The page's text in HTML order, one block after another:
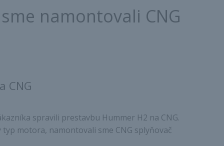
namontovali CNG
CNG
spravili prestavbu Hummer H2 na CNG.
motora, namontovali sme CNG splyňovač